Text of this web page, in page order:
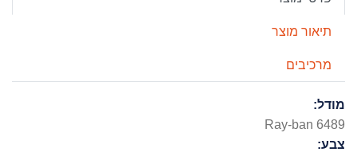
תיאור מוצר
מרכיבים
מודל:
Ray-ban 6489
צבע: